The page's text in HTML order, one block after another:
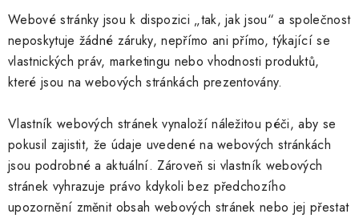
Webové stránky jsou k dispozici „tak, jak jsou“ a společnost
neposkytuje žádné záruky, nepřímo ani přímo, týkající se
vlastnických práv, marketingu nebo vhodnosti produktů,
které jsou na webových stránkách prezentovány.
Vlastník webových stránek vynaloží náležitou péči, aby se
pokusil zajistit, že údaje uvedené na webových stránkách
jsou podrobné a aktuální. Zároveň si vlastník webových
stránek vyhrazuje právo kdykoli bez předchozího
upozornění změnit obsah webových stránek nebo jej přestat